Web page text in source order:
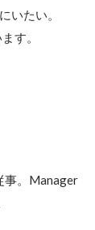
いたい。
す。
事。Manager